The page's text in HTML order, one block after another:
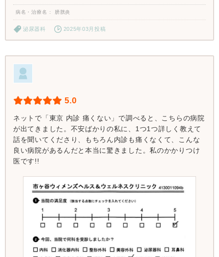
病名・治療名 膀胱炎
泌尿器科 2025年03月投稿
5.0
ネットで「東京 内診 痛くない」で調べると、こちらの病院
が出てきました。不安ばかりの私に、1つ1つ詳しく教えて
話を聞いてくださり、もちろん内診も痛くなくて、こんな
良い病院があるんだと本当に驚きました。私のかかりつけ
医です!!